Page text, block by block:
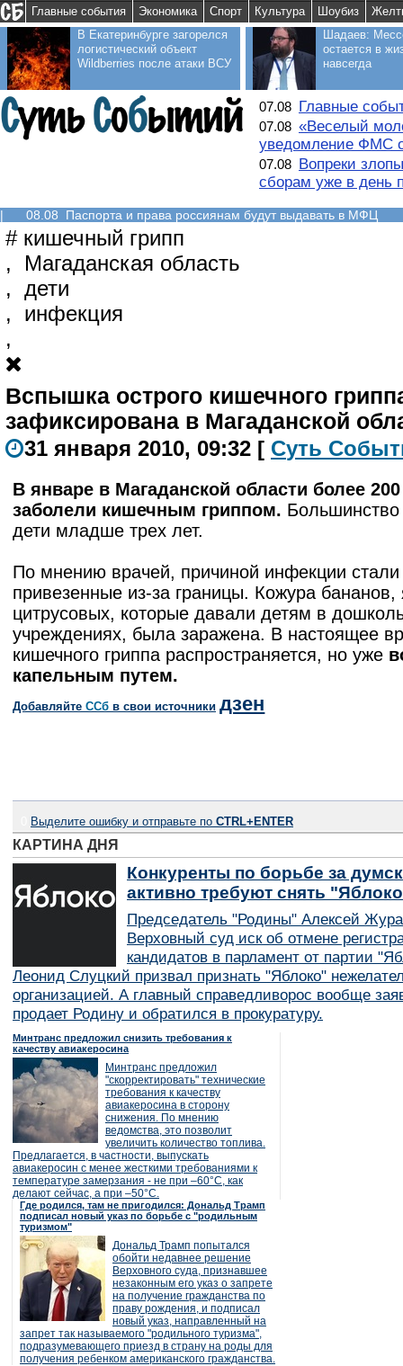
Главные события Экономика Спорт Культура Шоубиз
В Екатеринбурге загорелся
логистический объект
Wildberries после атаки ВСУ
Шадаев:
остается в
навсегда
07.08 Главные
07.08 «Веселый
уведомление ФМС
07.08 Вопреки
сборам уже в день
| 08.08 Паспорта и права россиянам будут выдавать в МФЦ
# кишечный грипп
, Магаданская область
, дети
, инфекция
,
Вспышка острого кишечного
зафиксирована в Магаданской
31 января 2010, 09:32 [ Суть Соб
В январе в Магаданской области более
заболели кишечным гриппом.
дети младше трех лет.
По мнению врачей, причиной инфекции
привезенные из-за границы. Кожура бананов,
цитрусовых, которые давали детям в
учреждениях, была заражена. В настоящее
кишечного гриппа распространяется, но уже
капельным путем.
Добавляйте CСб в свои источники дзен
Выделите ошибку и отправьте по CTRL+ENTER
КАРТИНА ДНЯ
Конкуренты по борьбе за
активно требуют снять
Председатель "Родины" Алексей
Верховный суд иск об отмене
кандидатов в парламент от партии
Леонид Слуцкий призвал признать "Яблоко"
организацией. А главный справедливорос вообще
продает Родину и обратился в прокуратуру.
Минтранс предложил снизить требования к
качеству авиакеросина
Минтранс предложил
"скорректировать" технические
требования к качеству
авиакеросина в сторону
снижения. По мнению
ведомства, это позволит
увеличить количество топлива.
Предлагается, в частности, выпускать
авиакеросин с менее жесткими требованиями к
температуре замерзания - не при –60°C, как
делают сейчас, а при –50°C.
Где родился, там не пригодился: Дональд Трамп
подписал новый указ по борьбе с "родильным
туризмом"
Дональд Трамп попытался
обойти недавнее решение
Верховного суда, признавшее
незаконным его указ о запрете
на получение гражданства по
праву рождения, и подписал
новый указ, направленный на
запрет так называемого "родильного туризма",
подразумевающего приезд в страну на роды для
получения ребенком американского гражданства.